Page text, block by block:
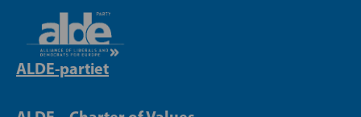
ALDE-partiet